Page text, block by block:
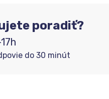
poradiť?
do 30 minút